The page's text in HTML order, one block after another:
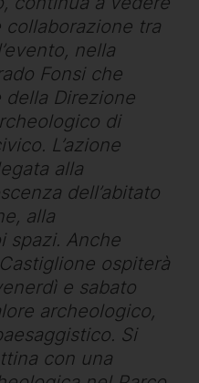
tra
nella
Fonsi che
della Direzione
di
L’azione
alla
dell’abitato
alla
spazi. Anche
ospiterà
e sabato
archeologico,
Si
con una